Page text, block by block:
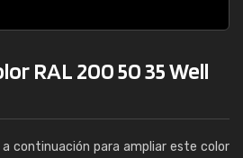
RAL 200 50 35 Well
a continuación para ampliar este color